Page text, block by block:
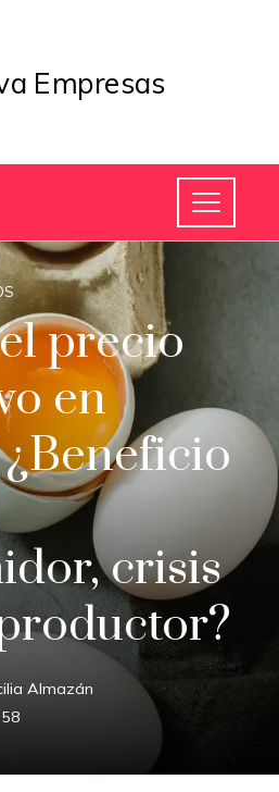
precio
en
¿Beneficio
crisis
Almazán
58